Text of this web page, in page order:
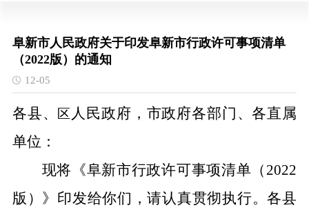
阜新市人民政府关于印发阜新市行政许可事项清单
（2022版）的通知
12-05
各县、 区 人民政府，市政府各部门、各直属
单位：
现将《阜新市行政许可事项清单（ 2022
版）》印发给你们，请认真贯彻执行。各县